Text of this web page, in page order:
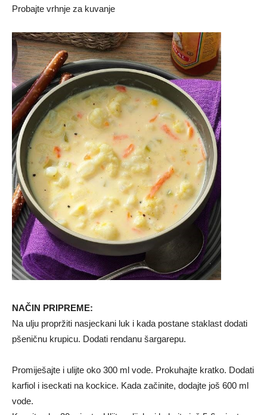
Probajte vrhnje za kuvanje
NAČIN PRIPREME:
Na ulju propržiti nasjeckani luk i kada postane staklast dodati
pšeničnu krupicu. Dodati rendanu šargarepu.
Promiješajte i ulijte oko 300 ml vode. Prokuhajte kratko. Dodati
karfiol i iseckati na kockice. Kada začinite, dodajte još 600 ml
vode.